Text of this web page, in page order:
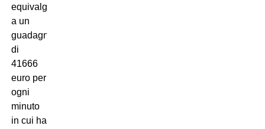
equivalgono
a un
guadagno
di
41666
euro per
ogni
minuto
in cui ha